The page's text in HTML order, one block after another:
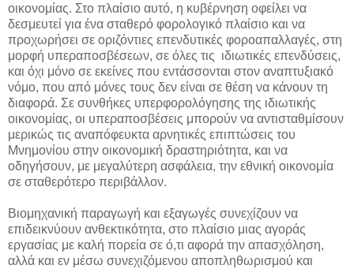
οικονομίας. Στο πλαίσιο αυτό, η κυβέρνηση οφείλει να
δεσμευτεί για ένα σταθερό φορολογικό πλαίσιο και να
προχωρήσει σε οριζόντιες επενδυτικές φοροαπαλλαγές, στη
μορφή υπεραποσβέσεων, σε όλες τις ιδιωτικές επενδύσεις,
και όχι μόνο σε εκείνες που εντάσσονται στον αναπτυξιακό
νόμο, που από μόνες τους δεν είναι σε θέση να κάνουν τη
διαφορά. Σε συνθήκες υπερφορολόγησης της ιδιωτικής
οικονομίας, οι υπεραποσβέσεις μπορούν να αντισταθμίσουν
μερικώς τις αναπόφευκτα αρνητικές επιπτώσεις του
Μνημονίου στην οικονομική δραστηριότητα, και να
οδηγήσουν, με μεγαλύτερη ασφάλεια, την εθνική οικονομία
σε σταθερότερο περιβάλλον.
Βιομηχανική παραγωγή και εξαγωγές συνεχίζουν να
επιδεικνύουν ανθεκτικότητα, στο πλαίσιο μιας αγοράς
εργασίας με καλή πορεία σε ό,τι αφορά την απασχόληση,
αλλά και εν μέσω συνεχιζόμενου αποπληθωρισμού και